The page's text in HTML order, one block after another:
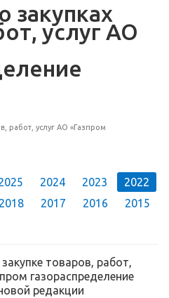
закупках
услуг АО
работ, услуг АО «Газпром
2024 2023
2022
2018 2017 2016
2015
товаров, работ,
газораспределение
редакции